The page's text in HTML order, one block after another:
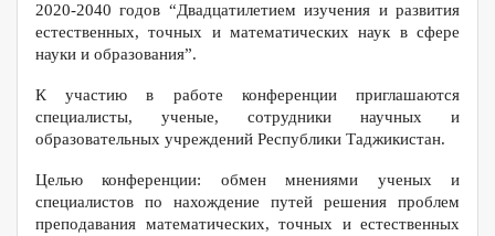
2020-2040 годов “Двадцатилетием изучения и развития
естественных, точных и математических наук в сфере
науки и образования”.
К участию в работе конференции приглашаются
специалисты, ученые, сотрудники научных и
образовательных учреждений Республики Таджикистан.
Целью конференции: обмен мнениями ученых и
специалистов по нахождение путей решения проблем
преподавания математических, точных и естественных